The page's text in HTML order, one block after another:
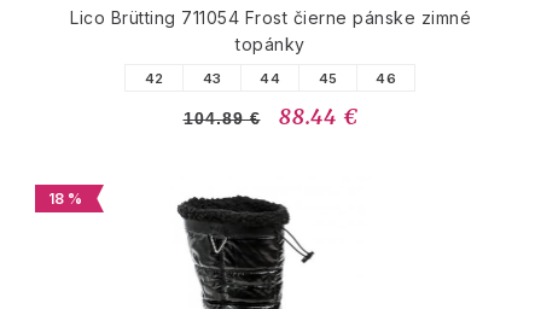
Lico Brütting 711054 Frost čierne pánske zimné
topánky
42 43 44 45 46
104.89 € 88.44 €
18 %